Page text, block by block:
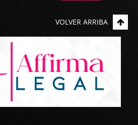
VOLVER ARRIBA